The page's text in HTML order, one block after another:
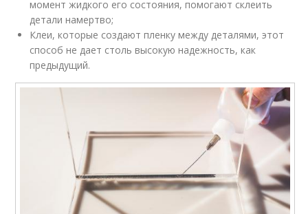
момент жидкого его состояния, помогают склеить
детали намертво;
Клеи, которые создают пленку между деталями, этот
способ не дает столь высокую надежность, как
предыдущий.